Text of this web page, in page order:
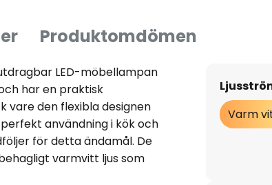
Produktomdömen
LED-möbellampan
har en praktisk
den flexibla designen
användning i kök och
för detta ändamål. De
varmvitt ljus som
ytan. Bänklampan är
Varm